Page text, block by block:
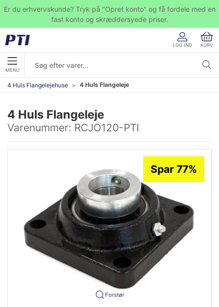
Er du erhvervskunde? Tryk på "Opret konto" og få fordele med en
fast konto og skræddersyede priser.
LOG IND KURV
MENU
4 Huls Flangelejehuse 4 Huls Flangeleje
4 Huls Flangeleje
Varenummer: RCJO120-PTI
Forstør
Spar 77%